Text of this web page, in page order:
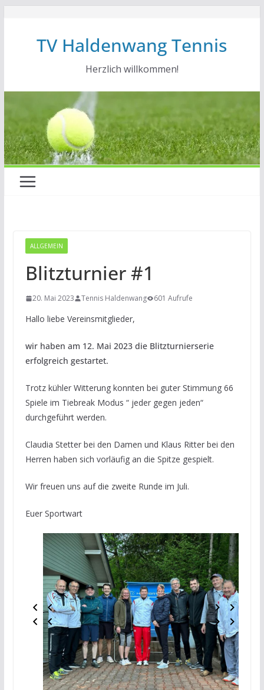
TV Haldenwang Tennis
Herzlich willkommen!
ALLGEMEIN
Blitzturnier #1
20. Mai 2023 Tennis Haldenwang 601 Aufrufe
Hallo liebe Vereinsmitglieder,
wir haben am 12. Mai 2023 die Blitzturnierserie
erfolgreich gestartet.
Trotz kühler Witterung konnten bei guter Stimmung 66
Spiele im Tiebreak Modus “ jeder gegen jeden“
durchgeführt werden.
Claudia Stetter bei den Damen und Klaus Ritter bei den
Herren haben sich vorläufig an die Spitze gespielt.
Wir freuen uns auf die zweite Runde im Juli.
Euer Sportwart